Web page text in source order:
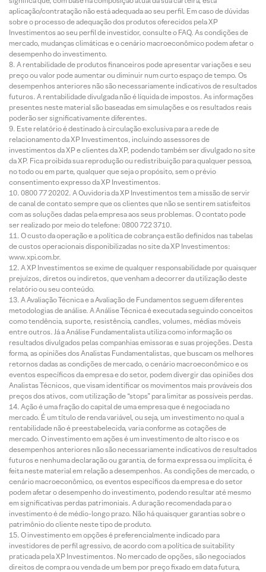
aplicação/contratação não está adequada ao seu perfil. Em caso de dúvidas
sobre o processo de adequação dos produtos oferecidos pela XP
Investimentos ao seu perfil de investidor, consulte o FAQ. As condições de
mercado, mudanças climáticas e o cenário macroeconômico podem afetar o
desempenho do investimento.
A rentabilidade de produtos financeiros pode apresentar variações e seu
preço ou valor pode aumentar ou diminuir num curto espaço de tempo. Os
desempenhos anteriores não são necessariamente indicativos de resultados
futuros. A rentabilidade divulgada não é líquida de impostos. As informações
presentes neste material são baseadas em simulações e os resultados reais
poderão ser significativamente diferentes.
Este relatório é destinado à circulação exclusiva para a rede de
relacionamento da XP Investimentos, incluindo assessores de
investimentos da XP e clientes da XP, podendo também ser divulgado no site
da XP. Fica proibida sua reprodução ou redistribuição para qualquer pessoa,
no todo ou em parte, qualquer que seja o propósito, sem o prévio
consentimento expresso da XP Investimentos.
0800 77 20202. A Ouvidoria da XP Investimentos tem a missão de servir
de canal de contato sempre que os clientes que não se sentirem satisfeitos
com as soluções dadas pela empresa aos seus problemas. O contato pode
ser realizado por meio do telefone: 0800 722 3710.
O custo da operação e a política de cobrança estão definidos nas tabelas
de custos operacionais disponibilizadas no site da XP Investimentos:
www.xpi.com.br.
A XP Investimentos se exime de qualquer responsabilidade por quaisquer
prejuízos, diretos ou indiretos, que venham a decorrer da utilização deste
relatório ou seu conteúdo.
A Avaliação Técnica e a Avaliação de Fundamentos seguem diferentes
metodologias de análise. A Análise Técnica é executada seguindo conceitos
como tendência, suporte, resistência, candles, volumes, médias móveis
entre outros. Já a Análise Fundamentalista utiliza como informação os
resultados divulgados pelas companhias emissoras e suas projeções. Desta
forma, as opiniões dos Analistas Fundamentalistas, que buscam os melhores
retornos dadas as condições de mercado, o cenário macroeconômico e os
eventos específicos da empresa e do setor, podem divergir das opiniões dos
Analistas Técnicos, que visam identificar os movimentos mais prováveis dos
preços dos ativos, com utilização de “stops” para limitar as possíveis perdas.
Ação é uma fração do capital de uma empresa que é negociada no
mercado. É um título de renda variável, ou seja, um investimento no qual a
rentabilidade não é preestabelecida, varia conforme as cotações de
mercado. O investimento em ações é um investimento de alto risco e os
desempenhos anteriores não são necessariamente indicativos de resultados
futuros e nenhuma declaração ou garantia, de forma expressa ou implícita, é
feita neste material em relação a desempenhos. As condições de mercado, o
cenário macroeconômico, os eventos específicos da empresa e do setor
podem afetar o desempenho do investimento, podendo resultar até mesmo
em significativas perdas patrimoniais. A duração recomendada para o
investimento é de médio-longo prazo. Não há quaisquer garantias sobre o
patrimônio do cliente neste tipo de produto.
O investimento em opções é preferencialmente indicado para
investidores de perfil agressivo, de acordo com a política de suitability
praticada pela XP Investimentos. No mercado de opções, são negociados
direitos de compra ou venda de um bem por preço fixado em data futura,